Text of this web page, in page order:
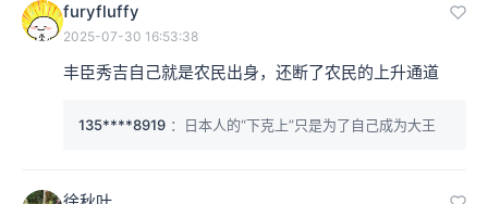
furyfluffy
2025-07-30 16:53:38
丰臣秀吉自己就是农民出身，还断了农民的上升通道
135****8919 ：日本人的“下克上”只是为了自己成为大王